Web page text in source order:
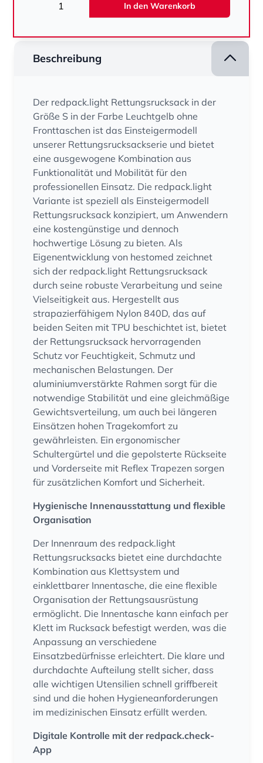
In den Warenkorb
Beschreibung
Der redpack.light Rettungsrucksack in der
Größe S in der Farbe Leuchtgelb ohne
Fronttaschen ist das Einsteigermodell
unserer Rettungsrucksackserie und bietet
eine ausgewogene Kombination aus
Funktionalität und Mobilität für den
professionellen Einsatz. Die redpack.light
Variante ist speziell als Einsteigermodell
Rettungsrucksack konzipiert, um Anwendern
eine kostengünstige und dennoch
hochwertige Lösung zu bieten. Als
Eigenentwicklung von hestomed zeichnet
sich der redpack.light Rettungsrucksack
durch seine robuste Verarbeitung und seine
Vielseitigkeit aus. Hergestellt aus
strapazierfähigem Nylon 840D, das auf
beiden Seiten mit TPU beschichtet ist, bietet
der Rettungsrucksack hervorragenden
Schutz vor Feuchtigkeit, Schmutz und
mechanischen Belastungen. Der
aluminiumverstärkte Rahmen sorgt für die
notwendige Stabilität und eine gleichmäßige
Gewichtsverteilung, um auch bei längeren
Einsätzen hohen Tragekomfort zu
gewährleisten. Ein ergonomischer
Schultergürtel und die gepolsterte Rückseite
und Vorderseite mit Reflex Trapezen sorgen
für zusätzlichen Komfort und Sicherheit.
Hygienische Innenausstattung und flexible
Organisation
Der Innenraum des redpack.light
Rettungsrucksacks bietet eine durchdachte
Kombination aus Klettsystem und
einklettbarer Innentasche, die eine flexible
Organisation der Rettungsausrüstung
ermöglicht. Die Innentasche kann einfach per
Klett im Rucksack befestigt werden, was die
Anpassung an verschiedene
Einsatzbedürfnisse erleichtert. Die klare und
durchdachte Aufteilung stellt sicher, dass
alle wichtigen Utensilien schnell griffbereit
sind und die hohen Hygieneanforderungen
im medizinischen Einsatz erfüllt werden.
Digitale Kontrolle mit der redpack.check-
App